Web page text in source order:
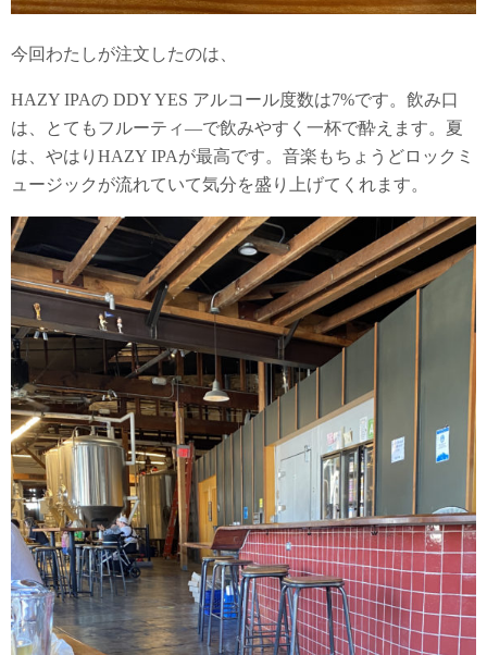
今回わたしが注文したのは、
HAZY IPAの DDY YES アルコール度数は7%です。飲み口
は、とてもフルーティ―で飲みやすく一杯で酔えます。夏
は、やはりHAZY IPAが最高です。音楽もちょうどロックミ
ュージックが流れていて気分を盛り上げてくれます。